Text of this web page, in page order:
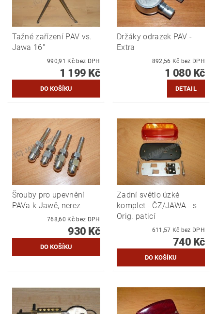
Tažné zařízení PAV vs.
Jawa 16"
990,91 Kč bez DPH
1 199 Kč
Držáky odrazek PAV -
Extra
892,56 Kč bez DPH
1 080 Kč
DETAIL
Šrouby pro upevnění
PAVa k Jawě, nerez
768,60 Kč bez DPH
930 Kč
Zadní světlo úzké
komplet - ČZ/JAWA - s
Orig. paticí
611,57 Kč bez DPH
740 Kč